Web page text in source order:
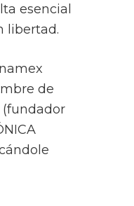
esencial
libertad.
de
(fundador